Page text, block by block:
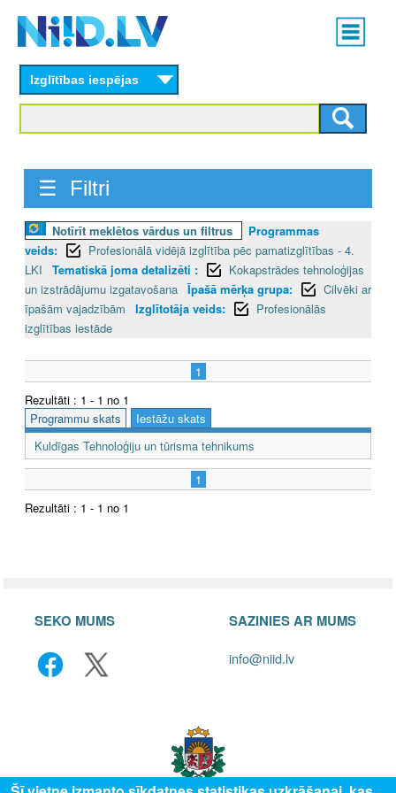
content
Main
menu
Izglītības iespējas
☰ Filtri
Notīrīt meklētos vārdus un filtrus
Programmas
veids:
Profesionālā vidējā izglītība pēc pamatizglītības - 4.
LKI
Tematiskā joma detalizēti :
Kokapstrādes tehnoloģijas
un izstrādājumu izgatavošana Īpašā mērķa grupa:
Cilvēki ar
īpašām vajadzībām
Izglītotāja veids:
Profesionālās
izglītības iestāde
1
Rezultāti : 1 - 1 no 1
Programmu skats
Iestāžu skats
Kuldīgas Tehnoloģiju un tūrisma tehnikums
1
Rezultāti : 1 - 1 no 1
SEKO MUMS SAZINIES AR MUMS
info@niid.lv